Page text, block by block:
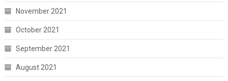
November 2021
October 2021
September 2021
August 2021